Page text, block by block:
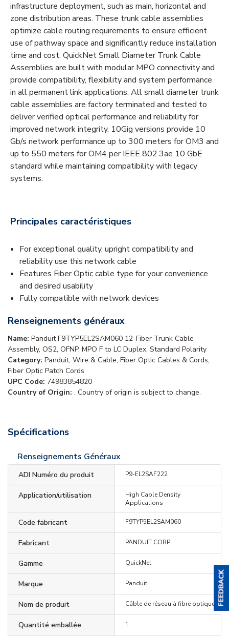
infrastructure deployment, such as main, horizontal and
zone distribution areas. These trunk cable assemblies
optimize cable routing requirements to ensure efficient
use of pathway space and significantly reduce installation
time and cost. QuickNet Small Diameter Trunk Cable
Assemblies are built with modular MPO connectivity and
provide compatibility, flexibility and system performance
in all permanent link applications. All small diameter trunk
cable assemblies are factory terminated and tested to
deliver verified optical performance and reliability for
improved network integrity. 10Gig versions provide 10
Gb/s network performance up to 300 meters for OM3 and
up to 550 meters for OM4 per IEEE 802.3ae 10 GbE
standard while maintaining compatibility with legacy
systems.
Principales caractéristiques
For exceptional quality, upright compatibility and
reliability use this network cable
Features Fiber Optic cable type for your convenience
and desired usability
Fully compatible with network devices
Renseignements généraux
Name: Panduit F9TYP5EL2SAM060 12-Fiber Trunk Cable
Assembly, OS2, OFNP, MPO F to LC Duplex, Standard Polarity
Category: Panduit, Wire & Cable, Fiber Optic Cables & Cords,
Fiber Optic Patch Cords
UPC Code: 74983854820
Country of Origin: . Country of origin is subject to change.
Spécifications
Renseignements Généraux
ADI Numéro du produit P9-EL2SAF222
Application/utilisation
High Cable Density
Applications
Code fabricant F9TYP5EL2SAM060
Fabricant PANDUIT CORP
Gamme QuickNet
Marque Panduit
Nom de produit Câble de réseau à fibre optique
Quantité emballée 1